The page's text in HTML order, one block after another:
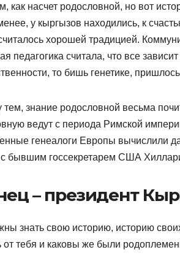
как насчет родословной, но вот
у кыргызов находились, к
хорошей традицией.
педагогика считала, что все
то бишь генетике,
знание родословной весьма
ведут с периода Римской
генеалоги Европы вычислили
бывшим госсекретарем США
– президент
знать свою историю, историю
от тебя и каковы же были